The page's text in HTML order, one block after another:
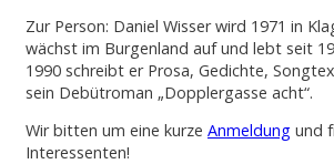
Zur Person: Daniel Wisser wird 1971 in
wächst im Burgenland auf und lebt seit
1990 schreibt er Prosa, Gedichte,
sein Debütroman „Dopplergasse acht“.
Wir bitten um eine kurze Anmeldung und
Interessenten!